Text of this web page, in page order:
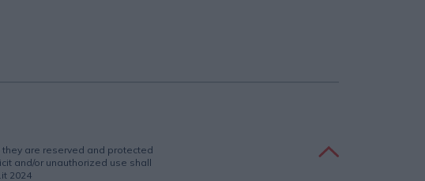
are reserved and protected
and/or unauthorized use shall
2024